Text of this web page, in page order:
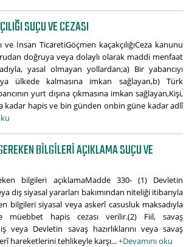
SUÇU VE CEZASI
ve İnsan TicaretiGöçmen kaçakçılığıCeza kanunu
doğruya veya dolaylı olarak maddi menfaat
yasal olmayan yollardan;a) Bir yabancıyı
ülkede kalmasına imkan sağlayan,b) Türk
yurt dışına çıkmasına imkan sağlayan,Kişi,
kadar hapis ve bin günden onbin güne kadar adlî
BILGILERI AÇIKLAMA SUÇU VE
bilgileri açıklamaMadde 330- (1) Devletin
dış siyasal yararları bakımından niteliği itibarıyla
bilgileri siyasal veya askerî casusluk maksadıyla
müebbet hapis cezası verilir.(2) Fiil, savaş
veya Devletin savaş hazırlıklarını veya savaş
hareketlerini tehlikeyle karşı...+Devamını oku